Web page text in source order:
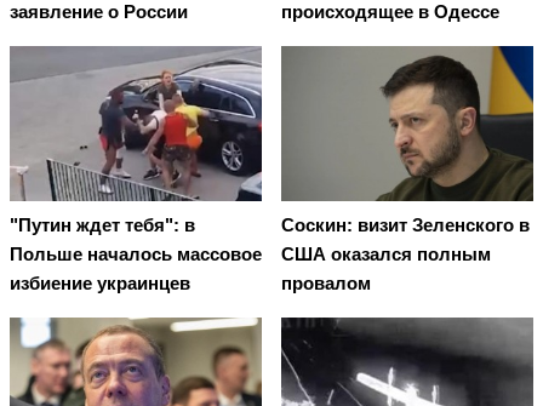
заявление о России
происходящее в Одессе
"Путин ждет тебя": в
Польше началось массовое
избиение украинцев
Соскин: визит Зеленского в
США оказался полным
провалом